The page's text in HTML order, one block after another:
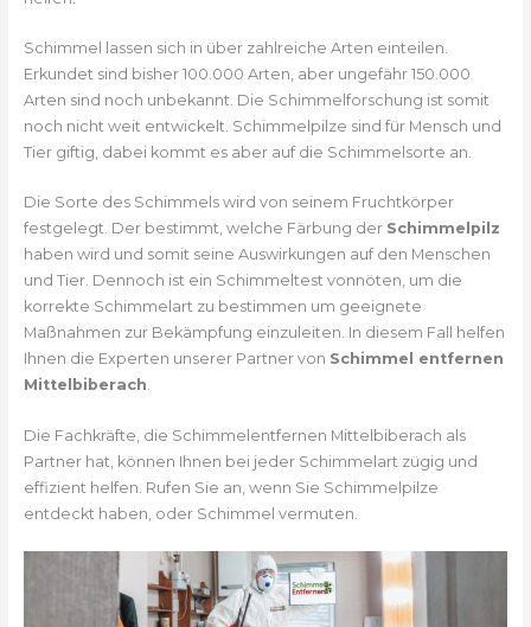
Schimmel lassen sich in über zahlreiche Arten einteilen.
Erkundet sind bisher 100.000 Arten, aber ungefähr 150.000
Arten sind noch unbekannt. Die Schimmelforschung ist somit
noch nicht weit entwickelt. Schimmelpilze sind für Mensch und
Tier giftig, dabei kommt es aber auf die Schimmelsorte an.
Die Sorte des Schimmels wird von seinem Fruchtkörper
festgelegt. Der bestimmt, welche Färbung der Schimmelpilz
haben wird und somit seine Auswirkungen auf den Menschen
und Tier. Dennoch ist ein Schimmeltest vonnöten, um die
korrekte Schimmelart zu bestimmen um geeignete
Maßnahmen zur Bekämpfung einzuleiten. In diesem Fall helfen
Ihnen die Experten unserer Partner von Schimmel entfernen
Mittelbiberach.
Die Fachkräfte, die Schimmelentfernen Mittelbiberach als
Partner hat, können Ihnen bei jeder Schimmelart zügig und
effizient helfen. Rufen Sie an, wenn Sie Schimmelpilze
entdeckt haben, oder Schimmel vermuten.